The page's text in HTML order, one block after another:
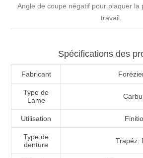
Angle de coupe négatif pour plaquer la
travail.
Spécifications des
Fabricant
Type de
Lame
Utilisation
Type de
denture
Trapéz.